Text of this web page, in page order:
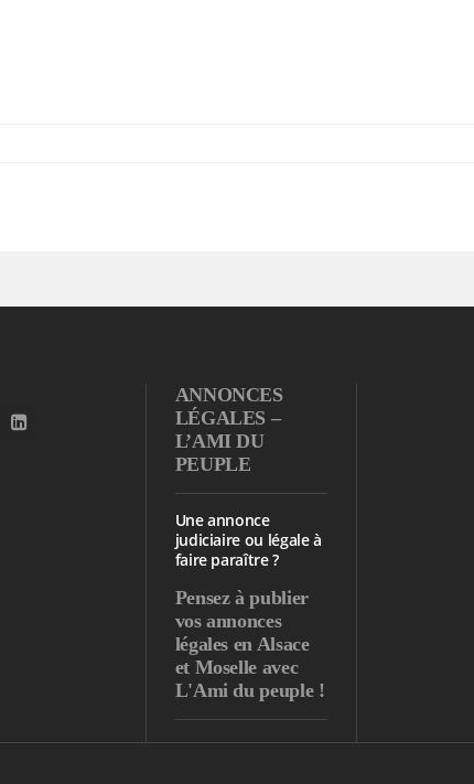
ANNONCES
LÉGALES –
L’AMI DU
PEUPLE
Une annonce
judiciaire ou légale à
faire paraître ?
Pensez à publier
vos annonces
légales en Alsace
et Moselle avec
L'Ami du peuple !